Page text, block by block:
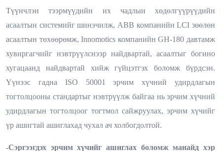
Түүнчлэн тээрмүүдийн их чадлын хөдөлгүүрүүдийн
асаалтын системийг шинэчилж, ABB компанийн LCI зөөлөн
асаалтын төхөөрөмж, Innomotics компанийн GH-180 давтамж
хувиргагчийг нэвтрүүлснээр найдвартай, асаалтыг богино
хугацаанд найдвартай хийж гүйцэтгэх боломж бүрдсэн.
Үүнээс гадна ISO 50001 эрчим хүчний удирдлагын
тогтолцооны стандартыг нэвтрүүлж байгаа ньэрчим хүчний
удирдлагын тогтолцоог тогтмол сайжруулах, эрчим хүчийг
үр ашигтай ашиглахад чухал ач холбогдолтой.
-Сэргээгдэх эрчим хүчийг ашиглах боломж манайд хэр